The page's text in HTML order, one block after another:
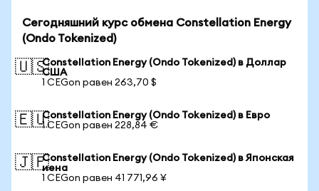
Сегодняшний курс обмена Constellation Energy
(Ondo Tokenized)
🇺🇸Constellation Energy (Ondo Tokenized) в Доллар
США
1 CEGon равен 263,70 $
🇪🇺Constellation Energy (Ondo Tokenized) в Евро
1 CEGon равен 228,84 €
🇯🇵Constellation Energy (Ondo Tokenized) в Японская
иена
1 CEGon равен 41 771,96 ¥